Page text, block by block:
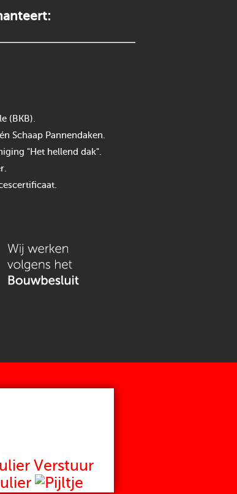
(BKB).
Schaap Pannendaken.
"Het hellend dak".
Verstuur